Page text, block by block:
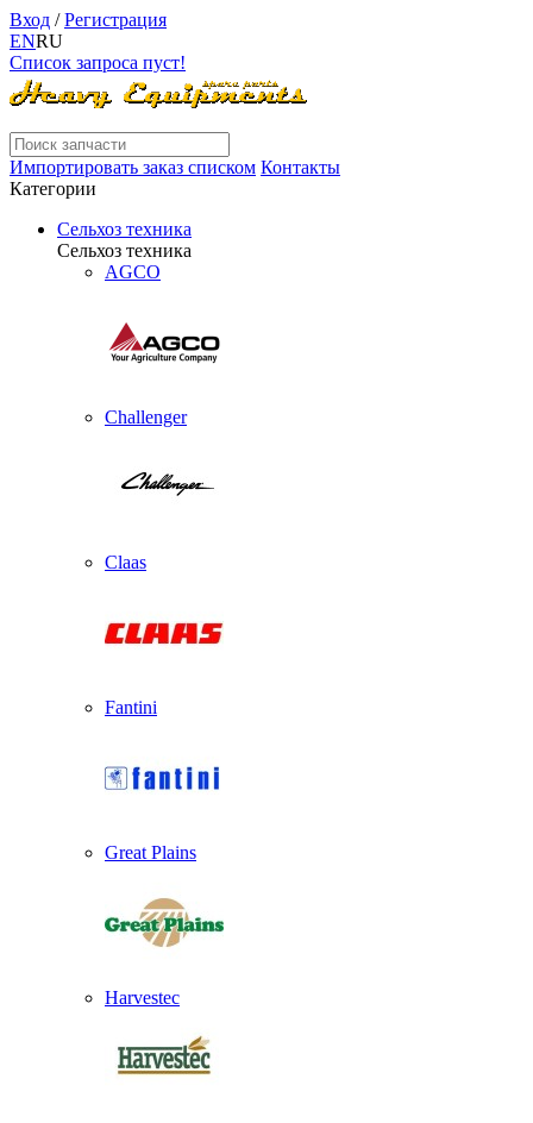
Вход /Регистрация
ENRU
Список запроса пуст!
Импортировать заказ списком Контакты
Категории
Сельхоз техника
Сельхоз техника
AGCO
Challenger
Claas
Fantini
Great Plains
Harvestec